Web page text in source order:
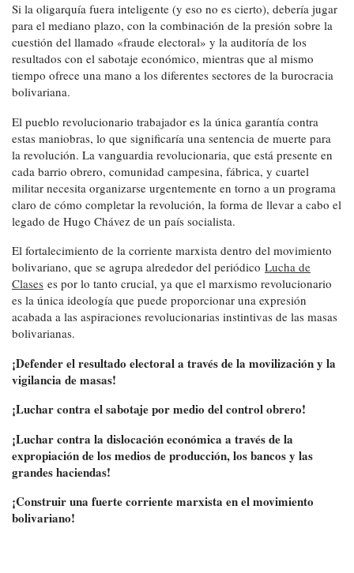
Si la oligarquía fuera inteligente (y eso no es cierto), debería jugar
para el mediano plazo, con la combinación de la presión sobre la
cuestión del llamado «fraude electoral» y la auditoría de los
resultados con el sabotaje económico, mientras que al mismo
tiempo ofrece una mano a los diferentes sectores de la burocracia
bolivariana.
El pueblo revolucionario trabajador es la única garantía contra
estas maniobras, lo que significaría una sentencia de muerte para
la revolución. La vanguardia revolucionaria, que está presente en
cada barrio obrero, comunidad campesina, fábrica, y cuartel
militar necesita organizarse urgentemente en torno a un programa
claro de cómo completar la revolución, la forma de llevar a cabo el
legado de Hugo Chávez de un país socialista.
El fortalecimiento de la corriente marxista dentro del movimiento
bolivariano, que se agrupa alrededor del periódico Lucha de
Clases es por lo tanto crucial, ya que el marxismo revolucionario
es la única ideología que puede proporcionar una expresión
acabada a las aspiraciones revolucionarias instintivas de las masas
bolivarianas.
¡Defender el resultado electoral a través de la movilización y la
vigilancia de masas!
¡Luchar contra el sabotaje por medio del control obrero!
¡Luchar contra la dislocación económica a través de la
expropiación de los medios de producción, los bancos y las
grandes haciendas!
¡Construir una fuerte corriente marxista en el movimiento
bolivariano!